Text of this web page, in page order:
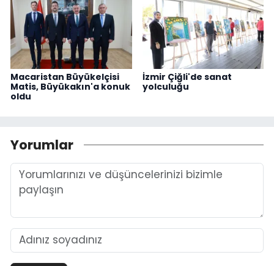
Macaristan Büyükelçisi
Matis, Büyükakın'a konuk
oldu
İzmir Çiğli'de sanat
yolculuğu
Yorumlar